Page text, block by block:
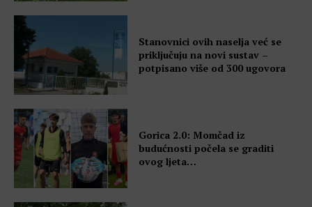
Stanovnici ovih naselja već se
priključuju na novi sustav –
potpisano više od 300 ugovora
Gorica 2.0: Momčad iz
budućnosti počela se graditi
ovog ljeta…